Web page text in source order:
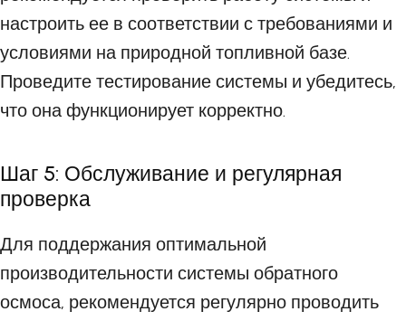
настроить ее в соответствии с требованиями и
условиями на природной топливной базе.
Проведите тестирование системы и убедитесь,
что она функционирует корректно.
Шаг 5: Обслуживание и регулярная
проверка
Для поддержания оптимальной
производительности системы обратного
осмоса, рекомендуется регулярно проводить